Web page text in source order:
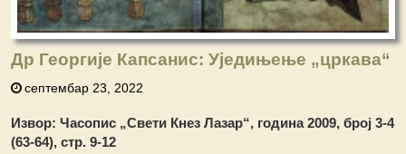
Др Георгије Капсанис: Уједињење „цркава“
септембар 23, 2022
Извор: Часопис „Свети Кнез Лазар“, година 2009, број 3-4
(63-64), стр. 9-12